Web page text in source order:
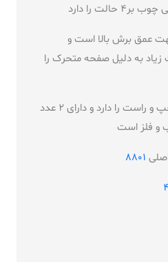
را دارد
عمق برش بالا است و
زیاد به دلیل صفحه متحرک را
و راست را دارد و
دارای 2 عدد
و فلز است
8801